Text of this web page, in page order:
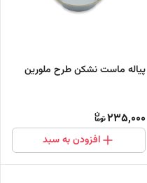
پیاله ماست نشکن طرح ملورین
235,000
افزودن به سبد